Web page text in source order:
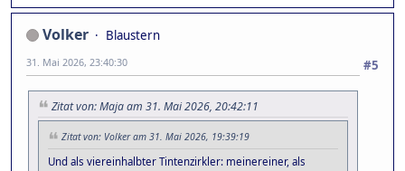
Volker
Blaustern
#5
31. Mai 2026, 23:40:30
Zitat von: Maja am 31. Mai 2026, 20:42:11
Zitat von: Volker am 31. Mai 2026, 19:39:19
Und als viereinhalbter Tintenzirkler: meinereiner, als